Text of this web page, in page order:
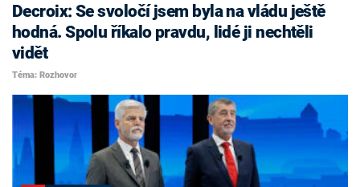
Decroix: Se svoločí jsem byla na vládu ještě
hodná. Spolu říkalo pravdu, lidé ji nechtěli
vidět
Téma: Rozhovor